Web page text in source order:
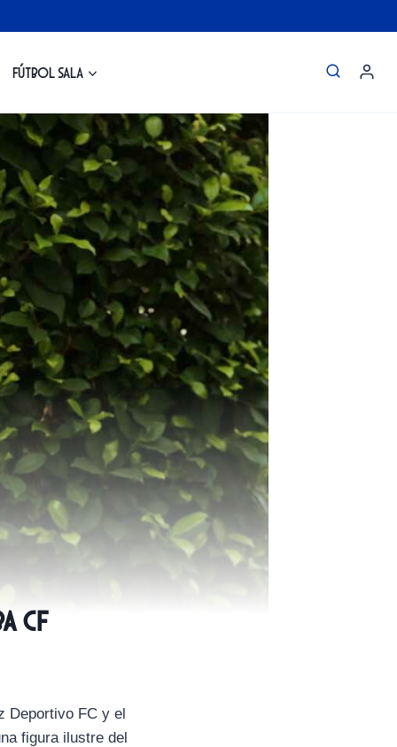
Fútbol Sala
CF
Deportivo FC y el
figura ilustre del